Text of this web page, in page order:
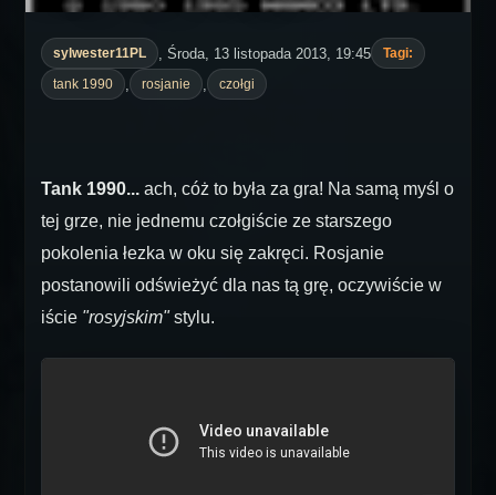
sylwester11PL , Środa, 13 listopada 2013, 19:45
Tagi:
tank 1990
rosjanie czołgi
Tank 1990... ach, cóż to była za gra! Na samą myśl o
tej grze, nie jednemu czołgiście ze starszego
pokolenia łezka w oku się zakręci. Rosjanie
postanowili odświeżyć dla nas tą grę, oczywiście w
iście "rosyjskim"stylu.